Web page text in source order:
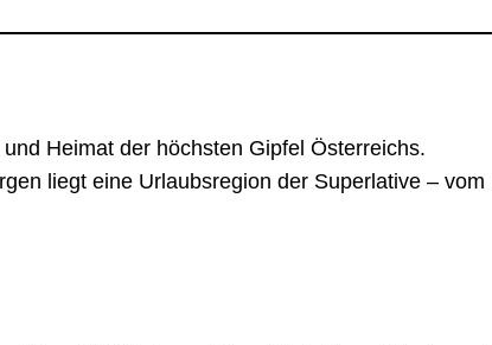
Heimat der höchsten Gipfel Österreichs.
liegt eine Urlaubsregion der Superlative – vom